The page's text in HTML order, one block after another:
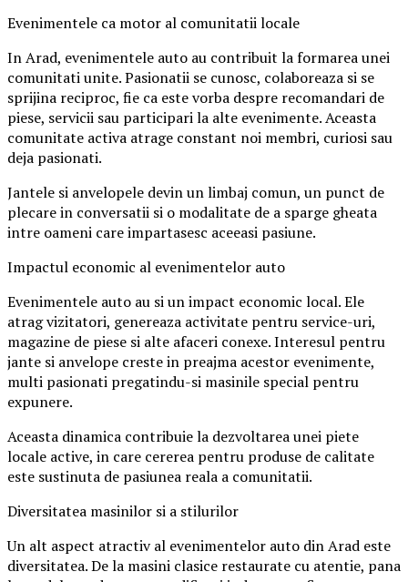
Evenimentele ca motor al comunitatii locale
In Arad, evenimentele auto au contribuit la formarea unei
comunitati unite. Pasionatii se cunosc, colaboreaza si se
sprijina reciproc, fie ca este vorba despre recomandari de
piese, servicii sau participari la alte evenimente. Aceasta
comunitate activa atrage constant noi membri, curiosi sau
deja pasionati.
Jantele si anvelopele devin un limbaj comun, un punct de
plecare in conversatii si o modalitate de a sparge gheata
intre oameni care impartasesc aceeasi pasiune.
Impactul economic al evenimentelor auto
Evenimentele auto au si un impact economic local. Ele
atrag vizitatori, genereaza activitate pentru service-uri,
magazine de piese si alte afaceri conexe. Interesul pentru
jante si anvelope creste in preajma acestor evenimente,
multi pasionati pregatindu-si masinile special pentru
expunere.
Aceasta dinamica contribuie la dezvoltarea unei piete
locale active, in care cererea pentru produse de calitate
este sustinuta de pasiunea reala a comunitatii.
Diversitatea masinilor si a stilurilor
Un alt aspect atractiv al evenimentelor auto din Arad este
diversitatea. De la masini clasice restaurate cu atentie, pana